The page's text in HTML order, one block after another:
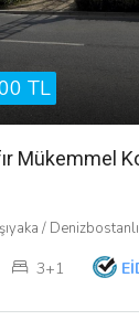
TL
Mükemmel
/
3+1